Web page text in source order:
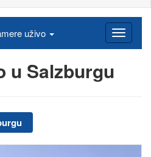
uživo
u Salzburgu